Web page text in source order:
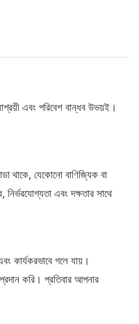
এবং পরিবেশ বান্ধব উভয়ই।
থাকে, যেকোনো বাণিজ্যিক বা
এবং দক্ষতার সাথে
কার্যকরভাবে গলে যায়।
করি। প্রতিবার আপনার